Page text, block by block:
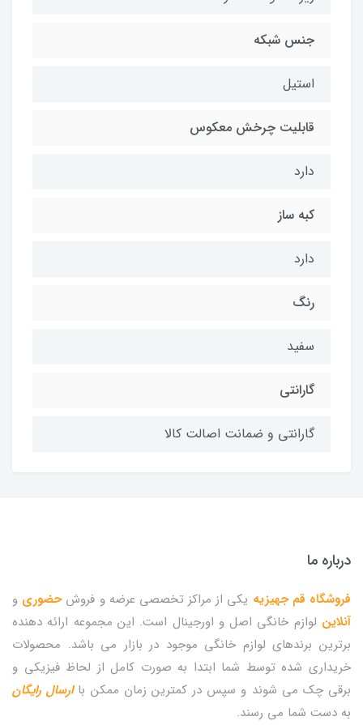
جنس شبکه
استیل
قابلیت چرخش معکوس
دارد
کبه ساز
دارد
رنگ
سفید
گارانتی
گارانتی و ضمانت اصالت کالا
درباره ما
فروشگاه قم جهیزیه یکی از مراکز تخصصی عرضه و فروشحضوری و
آنلاین لوازم خانگی اصل و اورجینال است. این مجموعه ارائه دهنده
برترین برندهای لوازم خانگی موجود در بازار می باشد. محصولات
خریداری شده توسط شما ابتدا به صورت کامل از لحاظ فیزیکی و
برقی چک می شوند و سپس در کمترین زمان ممکن با ارسال رایگان
به دست شما می رسند.